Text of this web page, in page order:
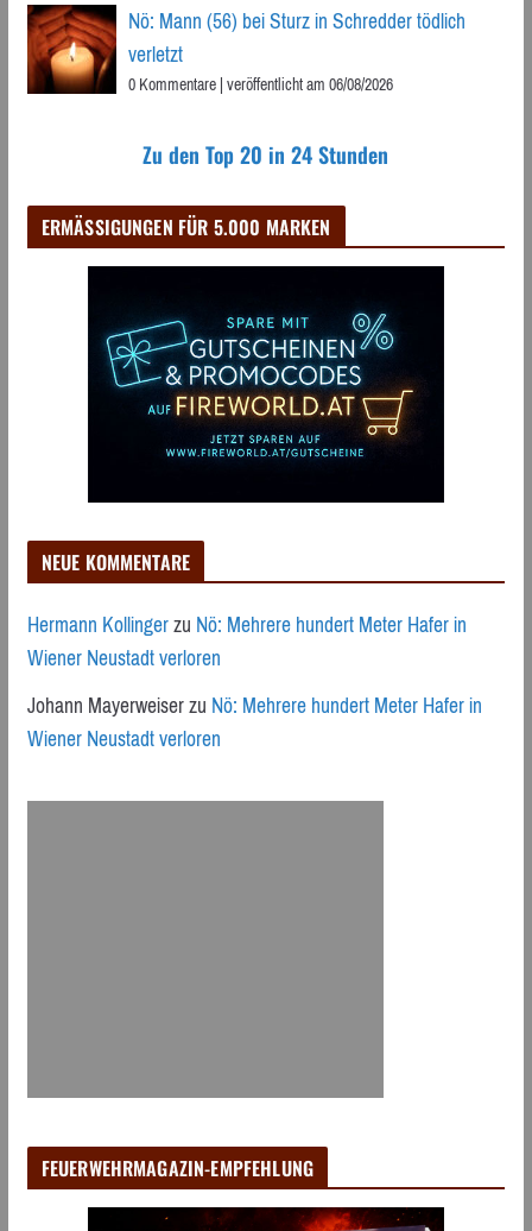
Nö: Mann (56) bei Sturz in Schredder tödlich
verletzt
0 Kommentare|veröffentlicht am 06/08/2026
Zu den Top 20 in 24 Stunden
ERMÄSSIGUNGEN FÜR 5.000 MARKEN
NEUE KOMMENTARE
Hermann KollingerzuNö: Mehrere hundert Meter Hafer in
Wiener Neustadt verloren
Johann MayerweiserzuNö: Mehrere hundert Meter Hafer in
Wiener Neustadt verloren
FEUERWEHRMAGAZIN-EMPFEHLUNG